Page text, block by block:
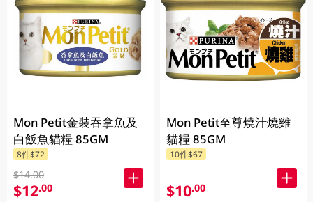
Mon Petit金裝吞拿魚及
白飯魚貓糧 85GM
8件$72
$14.00
$12.00
Mon Petit至尊燒汁燒雞
貓糧 85GM
10件$67
$10.00